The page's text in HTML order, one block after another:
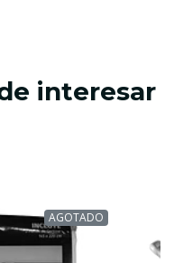
interesar
AGOTADO